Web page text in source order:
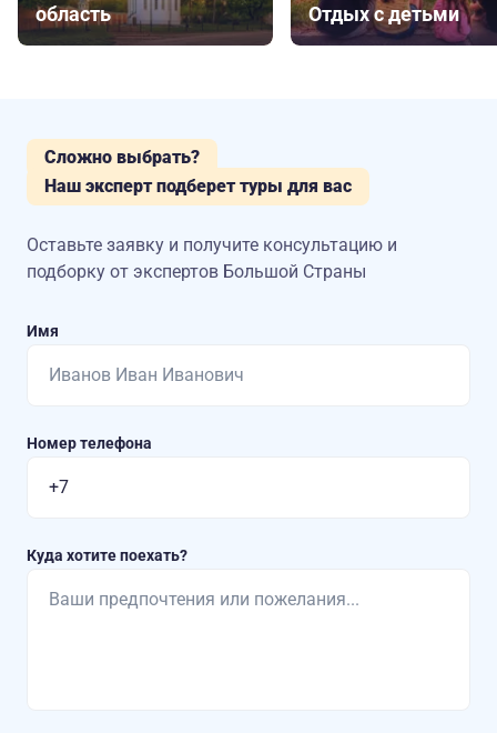
область
Отдых с детьми
Сложно выбрать?
Наш эксперт подберет туры для вас
Оставьте заявку и получите консультацию и
подборку от экспертов Большой Страны
Имя
Номер телефона
Куда хотите поехать?